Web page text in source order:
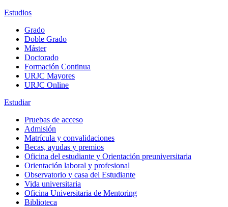
Estudios
Grado
Doble Grado
Máster
Doctorado
Formación Continua
URJC Mayores
URJC Online
Estudiar
Pruebas de acceso
Admisión
Matrícula y convalidaciones
Becas, ayudas y premios
Oficina del estudiante y Orientación preuniversitaria
Orientación laboral y profesional
Observatorio y casa del Estudiante
Vida universitaria
Oficina Universitaria de Mentoring
Biblioteca